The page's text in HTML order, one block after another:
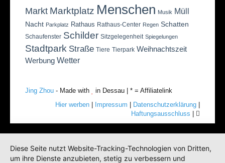
Markt Marktplatz Menschen Musik Müll
Nacht Parkplatz Rathaus Rathaus-Center Regen Schatten
Schaufenster Schilder Sitzgelegenheit Spiegelungen
Stadtpark Straße Tiere Tierpark Weihnachtszeit
Werbung Wetter
Jing Zhou - Made with
in Dessau | * = Affiliatelink
Hier werben
Impressum Datenschutzerklärung
Haftungsausschluss
Diese Seite nutzt Website-Tracking-Technologien von Dritten,
um ihre Dienste anzubieten, stetig zu verbessern und